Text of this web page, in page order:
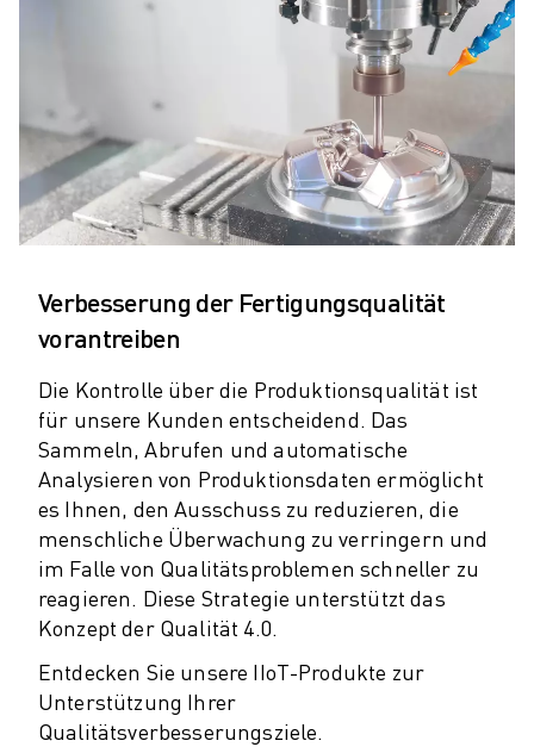
ELEKTRISCHE SPRITZGUSSMASCHINEN
ROBOSHOT ELEKTRISCHE SPRITZGUSSMASCHINEN
ROBOSHOT HARDWARE
ROBOSHOT SOFTWARE
ROBOSHOT NACHHALTIGKEIT
ROBOSHOT ROBOTER-PAKET
ROBOSHOT VORBEUGENDE WARTUNG
ROBOCUT DRAHTERODIERMASCHINEN
ROBOCUT HARDWARE
ROBOCUT SOFTWARE
ROBOCUT VORBEUGENDE WARTUNG
ROBOCUT NACHHALTIGKEIT
IIOT-LÖSUNGEN
INTELLIGENTE FABRIKLÖSUNGEN
PRODUKTREGISTRIERUNG » FANUC PORTAL
FALLBEISPIELE
LÖSUNGEN
BRANCHEN
AUTOMOBIL
Verbesserung der Fertigungsqualität
vorantreiben
Die Kontrolle über die Produktionsqualität ist
für unsere Kunden entscheidend. Das
Sammeln, Abrufen und automatische
Analysieren von Produktionsdaten ermöglicht
es Ihnen, den Ausschuss zu reduzieren, die
menschliche Überwachung zu verringern und
im Falle von Qualitätsproblemen schneller zu
reagieren. Diese Strategie unterstützt das
Konzept der Qualität 4.0.
Entdecken Sie unsere IIoT-Produkte zur
Unterstützung Ihrer
Qualitätsverbesserungsziele.